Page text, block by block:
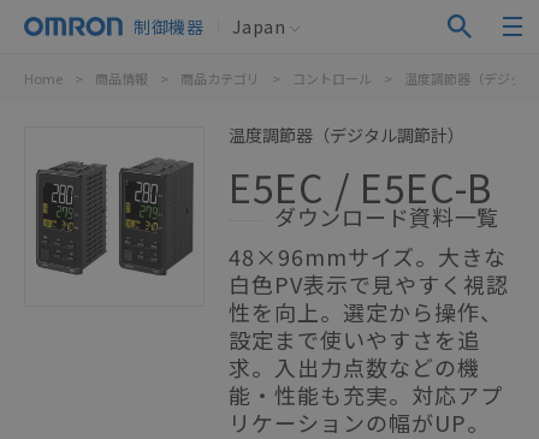
制御機器 Japan
Home > 商品情報 > 商品カテゴリ > コントロール > 温度調節器（デジタ
温度調節器（デジタル調節計）
E5EC / E5EC-B
ダウンロード資料一覧
48×96mmサイズ。大きな
白色PV表示で見やすく視認
性を向上。選定から操作、
設定まで使いやすさを追
求。入出力点数などの機
能・性能も充実。対応アプ
リケーションの幅がUP。